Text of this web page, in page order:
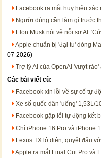
Facebook ra mắt huy hiệu
Người dùng cần làm gì trước
Elon Musk nói về nỗi sợ AI:
Apple chuẩn bị 'đại tu' dòng
07-2026)
Trợ lý AI của OpenAI 'vượt
Các bài viết cũ:
Facebook xin lỗi về sự cố tự
Xe số quốc dân 'uống' 1,53L/
Facebook gặp lỗi tự động kết
Chỉ iPhone 16 Pro và iPhone
Lexus TX lộ diện, quyết đấu
Apple ra mắt Final Cut Pro và